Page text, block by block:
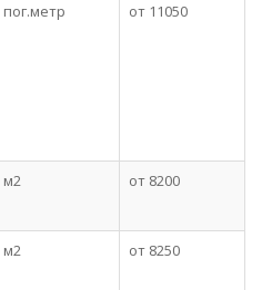
пог.метр от 11050
м2 от 8200
м2 от 8250